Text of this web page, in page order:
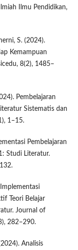
Ilmu Pendidikan,
S. (2024).
Kemampuan
8(2), 1485–
Pembelajaran
Sistematis dan
1–15.
Pembelajaran
Studi Literatur.
Teori Belajar
Journal of
282–290.
Analisis